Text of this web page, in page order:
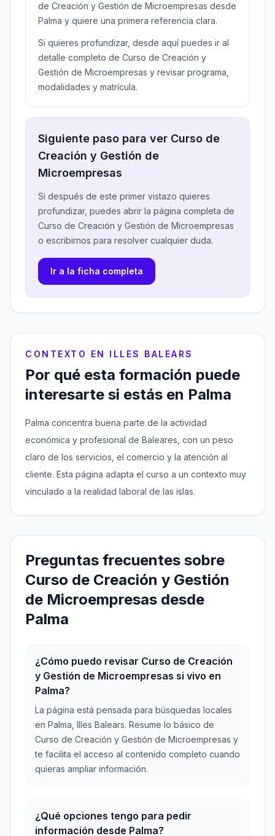
de Creación y Gestión de Microempresas desde
Palma y quiere una primera referencia clara.
Si quieres profundizar, desde aquí puedes ir al
detalle completo de Curso de Creación y
Gestión de Microempresas y revisar programa,
modalidades y matrícula.
Siguiente paso para ver Curso de
Creación y Gestión de
Microempresas
Si después de este primer vistazo quieres
profundizar, puedes abrir la página completa de
Curso de Creación y Gestión de Microempresas
o escribirnos para resolver cualquier duda.
Ir a la ficha completa
CONTEXTO EN ILLES BALEARS
Por qué esta formación puede
interesarte si estás en Palma
Palma concentra buena parte de la actividad
económica y profesional de Baleares, con un peso
claro de los servicios, el comercio y la atención al
cliente. Esta página adapta el curso a un contexto muy
vinculado a la realidad laboral de las islas.
Preguntas frecuentes sobre
Curso de Creación y Gestión
de Microempresas desde
Palma
¿Cómo puedo revisar Curso de Creación
y Gestión de Microempresas si vivo en
Palma?
La página está pensada para búsquedas locales
en Palma, Illes Balears. Resume lo básico de
Curso de Creación y Gestión de Microempresas y
te facilita el acceso al contenido completo cuando
quieras ampliar información.
¿Qué opciones tengo para pedir
información desde Palma?